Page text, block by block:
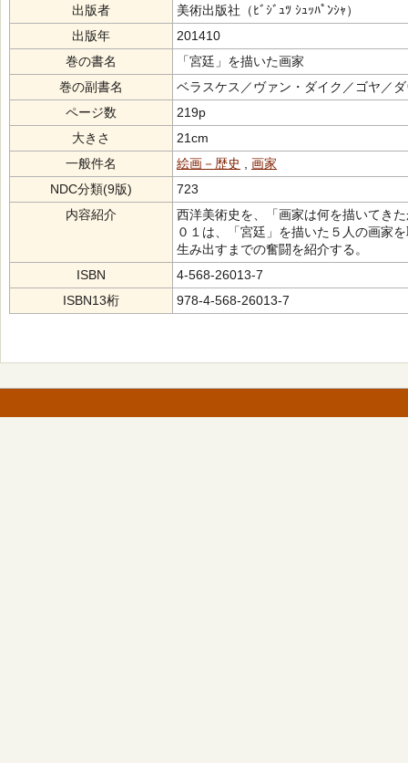
出版者
美術出版社（ﾋﾞｼﾞｭﾂ ｼｭｯﾊﾟﾝｼｬ）
出版年
201410
巻の書名
「宮廷」を描いた画家
巻の副書名
ベラスケス／ヴァン・ダイク／ゴヤ／
ページ数
219p
大きさ
21cm
一般件名
絵画－歴史
画家
NDC分類(9版)
723
内容紹介
西洋美術史を、「画家は何を描いてき
０１は、「宮廷」を描いた５人の画家
生み出すまでの奮闘を紹介する。
ISBN
4-568-26013-7
ISBN13桁
978-4-568-26013-7